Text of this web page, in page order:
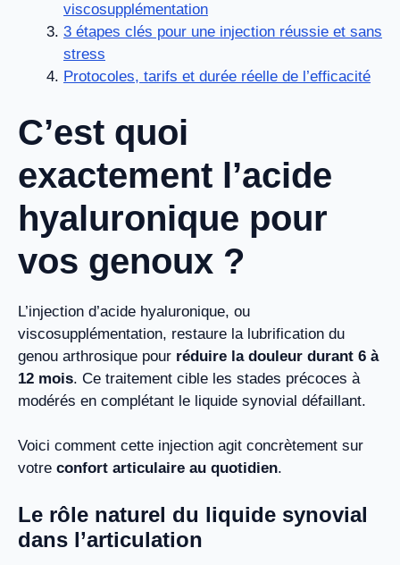
viscosupplémentation
3 étapes clés pour une injection réussie et sans
stress
Protocoles, tarifs et durée réelle de l’efficacité
C’est quoi
exactement l’acide
hyaluronique pour
vos genoux ?
L’injection d’acide hyaluronique, ou
viscosupplémentation, restaure la lubrification du
genou arthrosique pour réduire la douleur durant 6 à
12 mois. Ce traitement cible les stades précoces à
modérés en complétant le liquide synovial défaillant.
Voici comment cette injection agit concrètement sur
votre confort articulaire au quotidien.
Le rôle naturel du liquide synovial
dans l’articulation